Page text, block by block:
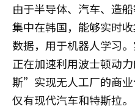
由于半导体、汽车、造
集中在韩国，能够实时
数据，用于机器人学习
正在加速利用波士顿动
斯”实现无人工厂的商
仅有现代汽车和特斯拉。